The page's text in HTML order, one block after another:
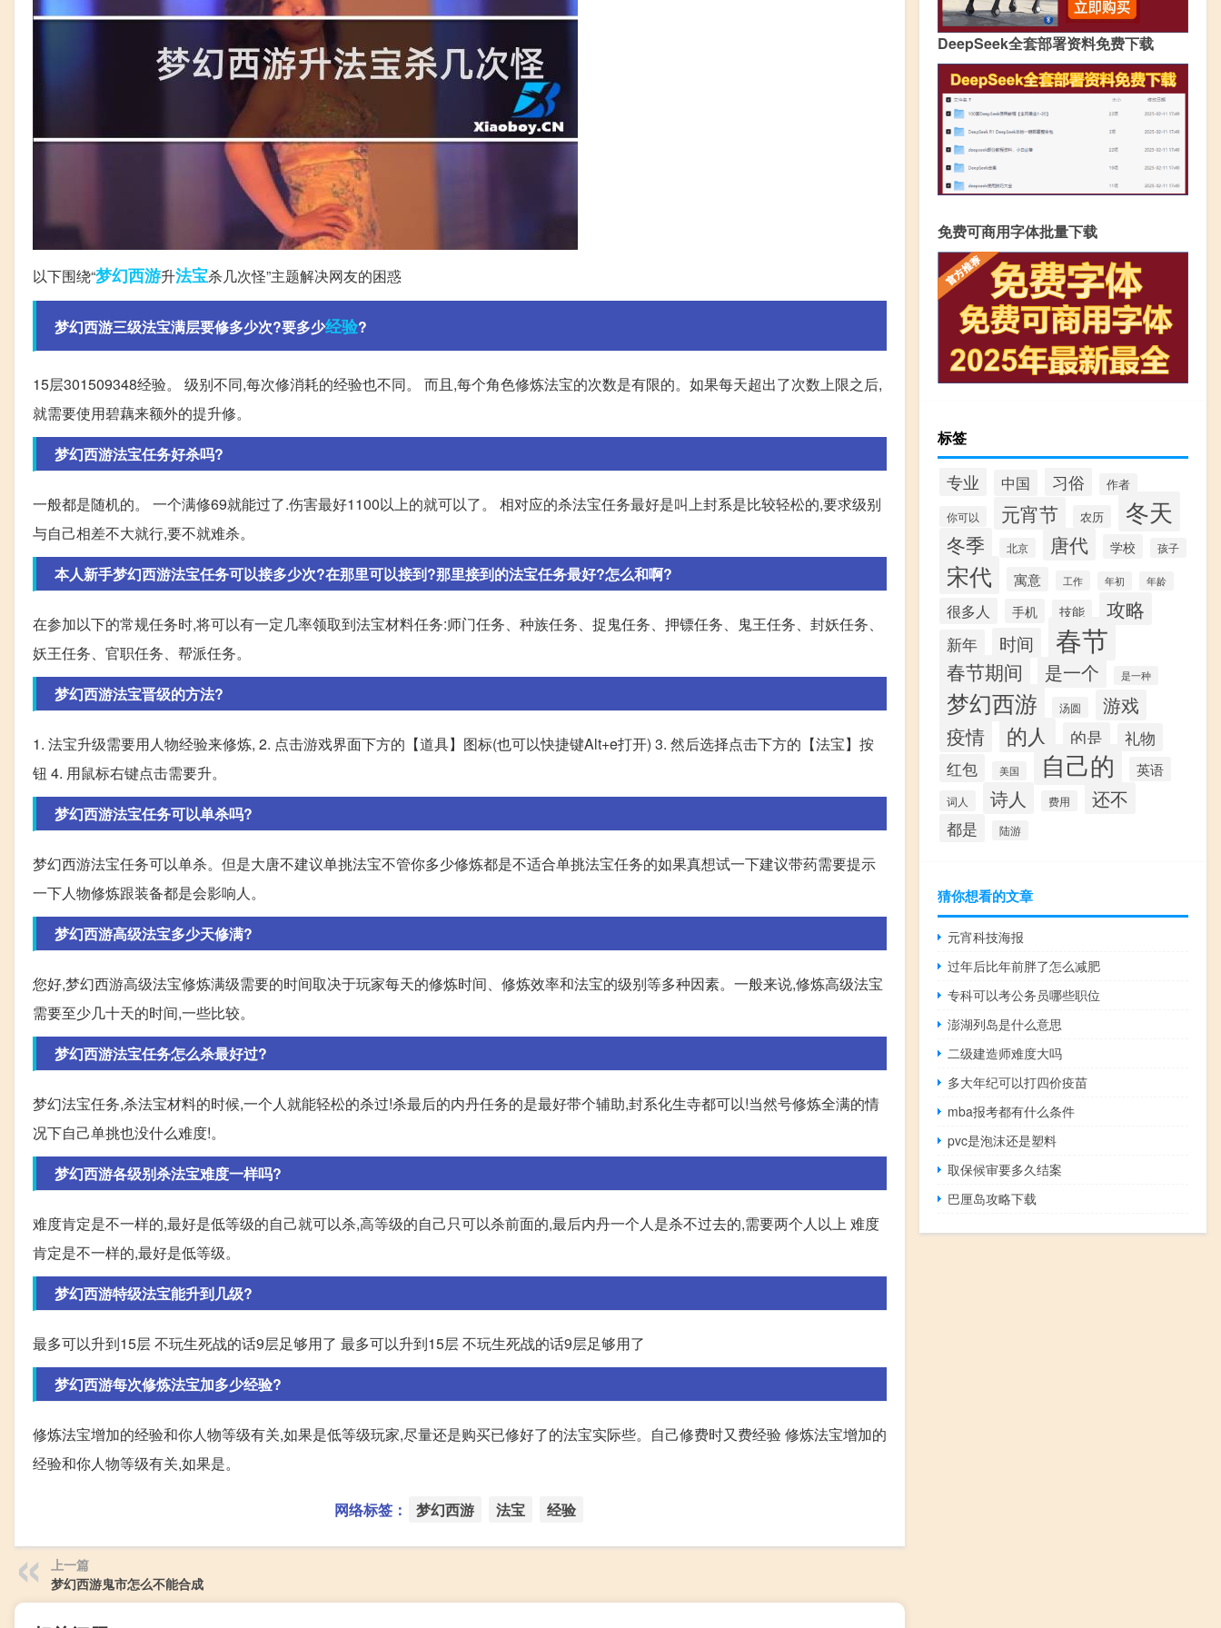
以下围绕“梦幻西游升法宝杀几次怪”主题解决网友的困惑
梦幻西游三级法宝满层要修多少次?要多少经验?
15层301509348经验。 级别不同,每次修消耗的经验也不同。 而且,每个角色修炼法宝的次数是有限的。如果每天超出了次数上限之后,
就需要使用碧藕来额外的提升修。
梦幻西游法宝任务好杀吗?
一般都是随机的。 一个满修69就能过了.伤害最好1100以上的就可以了。 相对应的杀法宝任务最好是叫上封系是比较轻松的,要求级别
与自己相差不大就行,要不就难杀。
本人新手梦幻西游法宝任务可以接多少次?在那里可以接到?那里接到的法宝任务最好?怎么和啊?
在参加以下的常规任务时,将可以有一定几率领取到法宝材料任务:师门任务、种族任务、捉鬼任务、押镖任务、鬼王任务、封妖任务、
妖王任务、官职任务、帮派任务。
梦幻西游法宝晋级的方法?
1. 法宝升级需要用人物经验来修炼, 2. 点击游戏界面下方的【道具】图标(也可以快捷键Alt+e打开) 3. 然后选择点击下方的【法宝】按
钮 4. 用鼠标右键点击需要升。
梦幻西游法宝任务可以单杀吗?
梦幻西游法宝任务可以单杀。但是大唐不建议单挑法宝不管你多少修炼都是不适合单挑法宝任务的如果真想试一下建议带药需要提示
一下人物修炼跟装备都是会影响人。
梦幻西游高级法宝多少天修满?
您好,梦幻西游高级法宝修炼满级需要的时间取决于玩家每天的修炼时间、修炼效率和法宝的级别等多种因素。一般来说,修炼高级法宝
需要至少几十天的时间,一些比较。
梦幻西游法宝任务怎么杀最好过?
梦幻法宝任务,杀法宝材料的时候,一个人就能轻松的杀过!杀最后的内丹任务的是最好带个辅助,封系化生寺都可以!当然号修炼全满的情
况下自己单挑也没什么难度!。
梦幻西游各级别杀法宝难度一样吗?
难度肯定是不一样的,最好是低等级的自己就可以杀,高等级的自己只可以杀前面的,最后内丹一个人是杀不过去的,需要两个人以上 难度
肯定是不一样的,最好是低等级。
梦幻西游特级法宝能升到几级?
最多可以升到15层 不玩生死战的话9层足够用了 最多可以升到15层 不玩生死战的话9层足够用了
梦幻西游每次修炼法宝加多少经验?
修炼法宝增加的经验和你人物等级有关,如果是低等级玩家,尽量还是购买已修好了的法宝实际些。自己修费时又费经验 修炼法宝增加的
经验和你人物等级有关,如果是。
网络标签： 梦幻西游 法宝 经验
上一篇
梦幻西游鬼市怎么不能合成
DeepSeek全套部署资料免费下载
免费可商用字体批量下载
标签
专业 中国 习俗 作者
你可以 元宵节 农历 冬天
冬季 北京 唐代 学校 孩子
宋代 寓意 工作 年初 年龄
很多人 手机 技能 攻略
新年 时间 春节
春节期间 是一个 是一种
梦幻西游 汤圆 游戏
疫情 的人 的是
礼物
红包
美国 自己的 英语
词人 诗人 费用 还不
都是 陆游
猜你想看的文章
元宵科技海报
过年后比年前胖了怎么减肥
专科可以考公务员哪些职位
澎湖列岛是什么意思
二级建造师难度大吗
多大年纪可以打四价疫苗
mba报考都有什么条件
pvc是泡沫还是塑料
取保候审要多久结案
巴厘岛攻略下载